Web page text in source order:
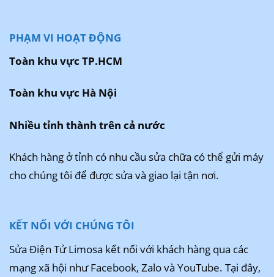
PHẠM VI HOẠT ĐỘNG
Toàn khu vực TP.HCM
Toàn khu vực Hà Nội
Nhiều tỉnh thành trên cả nước
Khách hàng ở tỉnh có nhu cầu sửa chữa có thể gửi máy
cho chúng tôi để được sửa và giao lại tận nơi.
KẾT NỐI VỚI CHÚNG TÔI
Sửa Điện Tử Limosa kết nối với khách hàng qua các
mạng xã hội như Facebook, Zalo và YouTube. Tại đây,